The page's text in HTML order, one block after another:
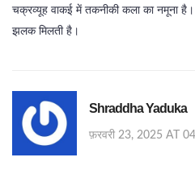
चक्रव्यूह वाकई में तकनीकी कला का नमूना
झलक मिलती है।
Shraddha Yaduka
फ़रवरी 23, 2025 AT